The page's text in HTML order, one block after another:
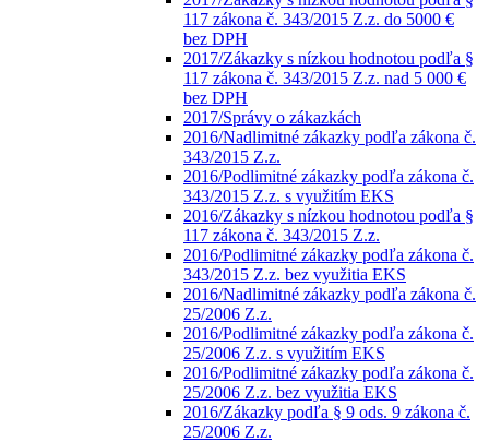
117 zákona č. 343/2015 Z.z. do 5000 €
bez DPH
2017/Zákazky s nízkou hodnotou podľa §
117 zákona č. 343/2015 Z.z. nad 5 000 €
bez DPH
2017/Správy o zákazkách
2016/Nadlimitné zákazky podľa zákona č.
343/2015 Z.z.
2016/Podlimitné zákazky podľa zákona č.
343/2015 Z.z. s využitím EKS
2016/Zákazky s nízkou hodnotou podľa §
117 zákona č. 343/2015 Z.z.
2016/Podlimitné zákazky podľa zákona č.
343/2015 Z.z. bez využitia EKS
2016/Nadlimitné zákazky podľa zákona č.
25/2006 Z.z.
2016/Podlimitné zákazky podľa zákona č.
25/2006 Z.z. s využitím EKS
2016/Podlimitné zákazky podľa zákona č.
25/2006 Z.z. bez využitia EKS
2016/Zákazky podľa § 9 ods. 9 zákona č.
25/2006 Z.z.